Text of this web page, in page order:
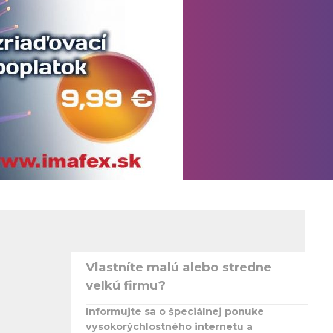
Vlastníte malú alebo stredne
veľkú firmu?
Informujte sa o špeciálnej ponuke
vysokorýchlostného internetu a